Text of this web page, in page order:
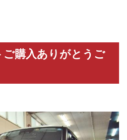
ご購入ありがとうご